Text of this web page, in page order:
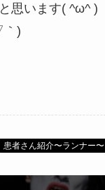
思います( ^ω^ )
｀)
患者さん紹介〜ランナー〜